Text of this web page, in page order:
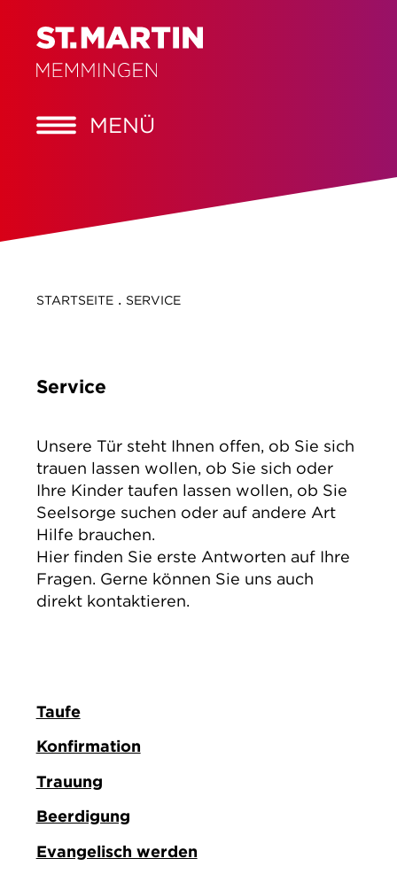
MENÜ
STARTSEITE. SERVICE
Service
Unsere Tür steht Ihnen oﬀen, ob Sie sich
trauen lassen wollen, ob Sie sich oder
Ihre Kinder taufen lassen wollen, ob Sie
Seelsorge suchen oder auf andere Art
Hilfe brauchen.
Hier finden Sie erste Antworten auf Ihre
Fragen. Gerne können Sie uns auch
direkt kontaktieren.
Taufe
Konfirmation
Trauung
Beerdigung
Evangelisch werden